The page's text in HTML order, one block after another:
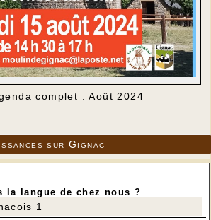
complet : Août 2024
sur Gignac
la langue de chez nous ?
1